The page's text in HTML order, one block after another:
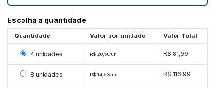
Escolha a quantidade
Quantidade Valor por unidade Valor Total
Selecionar 4 unidades
4 unidades R$ 20,50/un R$ 81,99
Selecionar 8 unidades
8 unidades R$ 14,63/un R$ 116,99